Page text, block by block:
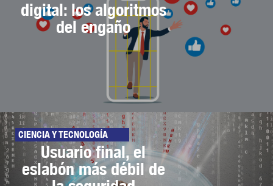
digital: los algoritmos
del engaño
CIENCIA Y TECNOLOGÍA
Usuario final, el
eslabón más débil de